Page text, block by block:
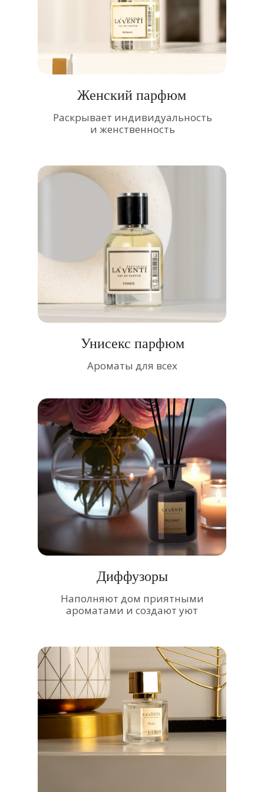
Унисекс парфюм
Ароматы для всех
Женский парфюм
Раскрывает индивидуальность
и женственность
Диффузоры
Наполняют дом приятными
ароматами и создают уют